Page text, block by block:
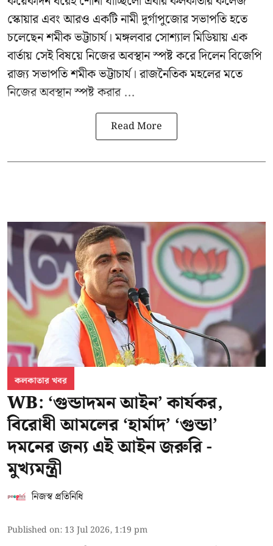
স্কোয়ার এবং আরও একটি নামী দুর্গাপুজোর সভাপতি হতে
চলেছেনশমীক ভট্টাচার্য। মঙ্গলবার সোশ্যাল মিডিয়ায় এক
বার্তায় সেই বিষয়ে নিজের অবস্থান স্পষ্ট করে দিলেন বিজেপি
রাজ্য সভাপতি শমীক ভট্টাচার্য। রাজনৈতিক মহলের মতে
নিজের অবস্থান স্পষ্ট করার ...
Read More
কলকাতার খবর
WB: ‘গুন্ডাদমন আইন’ কার্যকর,
বিরোধী আমলের ‘হার্মাদ’ ‘গুন্ডা’
দমনের জন্য এই আইন জরুরি -
মুখ্যমন্ত্রী
নিজস্ব প্রতিনিধি
Published on: 13 Jul 2026, 1:19 pm